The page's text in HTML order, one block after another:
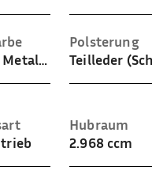
Schwarz Metallic (Mythosschwarz Metallic)
Polsterung
Hubraum
2.968 ccm